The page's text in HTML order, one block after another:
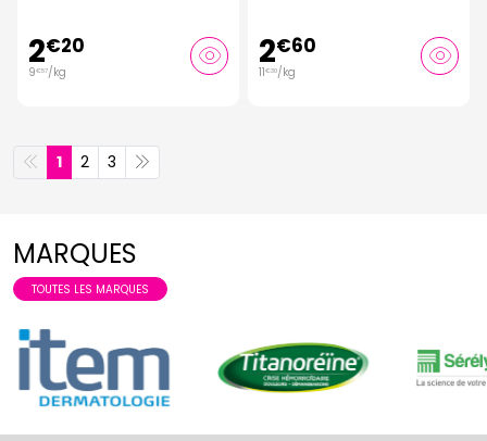
2€20
9€57/kg 2€60
11€30/kg
1 2 3
MARQUES
TOUTES LES MARQUES